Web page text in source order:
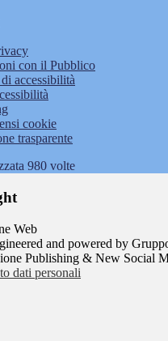
con il Pubblico
accessibilità
cookie
trasparente
980 volte
and powered by
Publishing & New Social
dati personali